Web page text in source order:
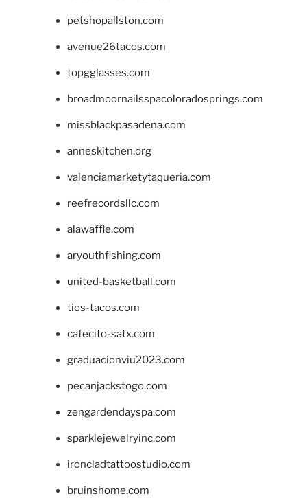
petshopallston.com
avenue26tacos.com
topgglasses.com
broadmoornailsspacoloradosprings.com
missblackpasadena.com
anneskitchen.org
valenciamarketytaqueria.com
reefrecordsllc.com
alawaffle.com
aryouthfishing.com
united-basketball.com
tios-tacos.com
cafecito-satx.com
graduacionviu2023.com
pecanjackstogo.com
zengardendayspa.com
sparklejewelryinc.com
ironcladtattoostudio.com
bruinshome.com